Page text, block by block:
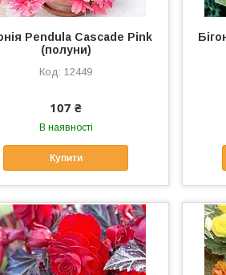
Pendula Cascade Pink
(полуни)
12449
107 ₴
В наявності
Купити